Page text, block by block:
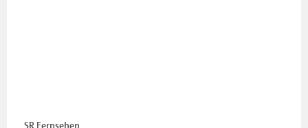
SR Fernsehen